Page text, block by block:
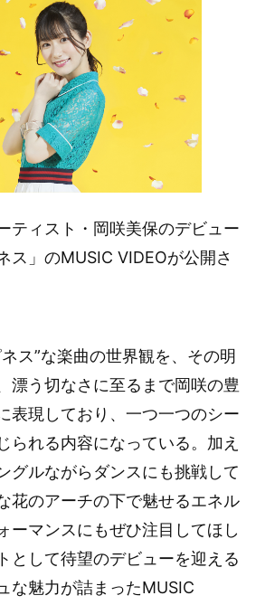
ティスト・岡咲美保のデビュー
ス」のMUSIC VIDEOが公開さ
ス”な楽曲の世界観を、その明
漂う切なさに至るまで岡咲の豊
表現しており、一つ一つのシー
られる内容になっている。加え
グルながらダンスにも挑戦して
花のアーチの下で魅せるエネル
ーマンスにもぜひ注目してほし
として待望のデビューを迎える
な魅力が詰まったMUSIC